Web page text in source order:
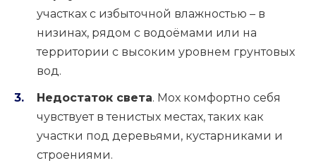
участках с избыточной влажностью – в
низинах, рядом с водоёмами или на
территории с высоким уровнем грунтовых
вод.
Недостаток света. Мох комфортно себя
чувствует в тенистых местах, таких как
участки под деревьями, кустарниками и
строениями.